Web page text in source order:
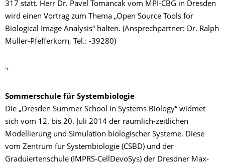
317 statt. Herr Dr. Pavel Tomancak vom MPI-CBG in Dresden
wird einen Vortrag zum Thema „Open Source Tools for
Biological Image Analysis“ halten. (Ansprechpartner: Dr. Ralph
Müller-Pfefferkorn, Tel.: -39280)
Sommerschule für Systembiologie
Die „Dresden Summer School in Systems Biology“ widmet
sich vom 12. bis 20. Juli 2014 der räumlich-zeitlichen
Modellierung und Simulation biologischer Systeme. Diese
vom Zentrum für Systembiologie (CSBD) und der
Graduiertenschule (IMPRS-CellDevoSys) der Dresdner Max-